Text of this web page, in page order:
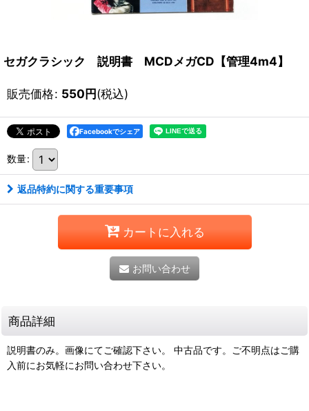
セガクラシック 説明書 MCDメガCD【管理4m4】
販売価格: 550円(税込)
Facebookでシェア
数量:
返品特約に関する重要事項
カートに入れる
お問い合わせ
商品詳細
説明書のみ。画像にてご確認下さい。 中古品です。ご不明点はご購
入前にお気軽にお問い合わせ下さい。